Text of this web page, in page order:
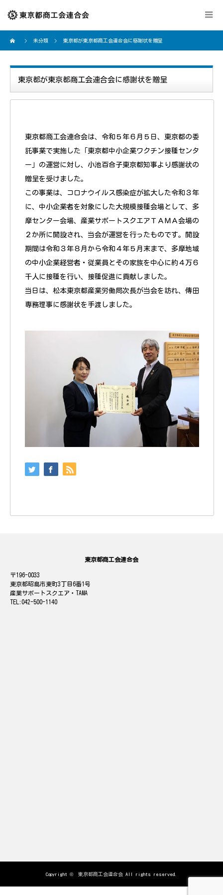
未分類 東京都が東京都商工会連合会に感謝状を贈呈
東京都が東京都商工会連合会に感謝状を贈呈
東京都商工会連合会は、令和５年６月５日、東京都の委
託事業で実施した「東京都中小企業ワクチン接種センタ
ー」の運営に対し、小池百合子東京都知事より感謝状の
贈呈を受けました。
この事業は、コロナウイルス感染症が拡大した令和３年
に、中小企業者を対象にした大規模接種会場として、多
摩センター会場、産業サポートスクエアＴＡＭＡ会場の
２か所に開設され、当会が運営を行ったものです。開設
期間は令和３年８月から令和４年５月末まで、多摩地域
の中小企業経営者・従業員とその家族を中心に約４万６
千人に接種を行い、接種促進に貢献しました。
当日は、松本東京都産業労働局次長が当会を訪れ、傳田
専務理事に感謝状を手渡しました。
東京都商工会連合会
196-0033
東京都昭島市東町3丁目6番1号
産業サポートスクエア・TAMA
042-500-1140
Copyright © 東京都商工会連合会 All rights reserved.